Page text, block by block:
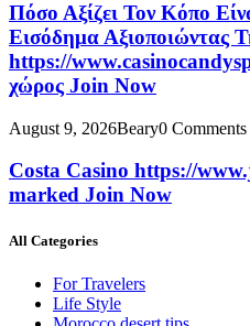
Πόσο Αξίζει Τον Κόπο
Εισόδημα Αξιοποιώντας
https://
χώρος Join Now
August 9, 2026Beary0 Comments
Costa Casino https://
marked Join Now
All Categories
For Travelers
Life Style